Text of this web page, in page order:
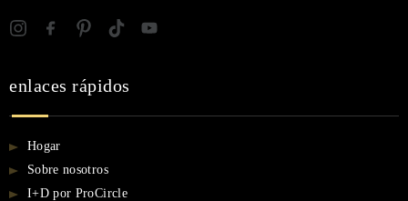
enlaces rápidos
Hogar
Sobre nosotros
I+D por ProCircle